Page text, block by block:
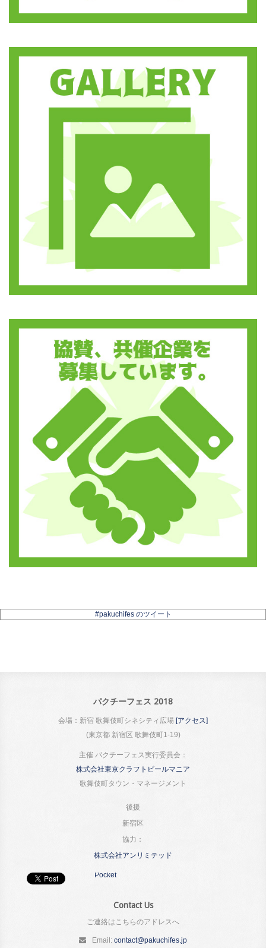
#pakuchifes のツイート
パクチーフェス 2018
会場：新宿 歌舞伎町シネシティ広場 [アクセス]
(東京都 新宿区 歌舞伎町1-19)
主催 パクチーフェス実行委員会：
株式会社東京クラフトビールマニア
歌舞伎町タウン・マネージメント
後援
新宿区
協力：
株式会社アンリミテッド
Pocket
Contact Us
ご連絡はこちらのアドレスへ
Email: contact@pakuchifes.jp